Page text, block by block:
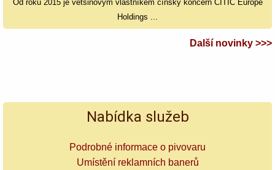
Od roku 2015 je většinovým vlastníkem čínský koncern CITIC Europe
Holdings ...
Další novinky >>>
Nabídka služeb
Podrobné informace o pivovaru
Umístění reklamních banerů